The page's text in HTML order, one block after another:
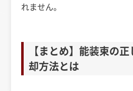
れません。
【まとめ】能装束の
却方法とは